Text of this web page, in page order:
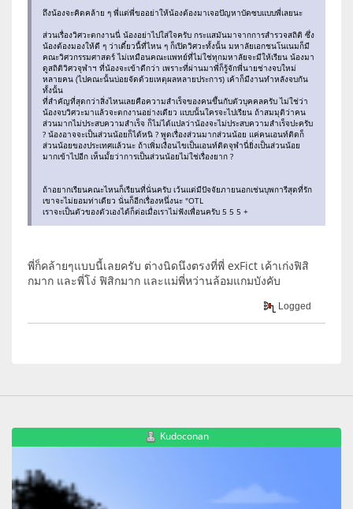
ถึงน้องจะคิดคล้าย ๆ พี่แต่พี่ขออย่าให้น้องต้องมาเจอปัญหาบัดซบแบบพี่เลยนะ
ส่วนเรื่องวิศวะตกงานนี่ น้องอย่าไปใส่ใจครับ กระแสมันมาจากการสำรวจสถิติ ซึ่ง
น้องต้องมองให้ดี ๆ ว่าเดี๋ยวนี้ที่ไหน ๆ ก็เปิดวิศวะทั้งนั้น มหาลัยเอกชนโนเนมก็มี
คณะวิศวกรรมศาสตร์ ไม่เหมือนคณะแพทย์ที่ไม่ใช่ทุกมหาลัยจะมีให้เรียน น้องมา
ดูสถิติวิศวจุฬาฯ ที่น้องจะเข้าดีกว่า เพราะที่ผ่านมาพี่ก็รู้จักพี่นายช่างจบใหม่
หลายคน (ไปคณะนั้นบ่อยจัดด้วยเหตุผลหลายประการ) เค้าก็มีงานทำหลังจบกัน
ทั้งนั้น
ที่สำคัญที่สุดกว่าสิ่งไหนเลยคือความสำเร็จของคนขึ้นกับตัวบุคคลครับ ไม่ใช่ว่า
น้องจบวิศวะมาแล้วจะตกงานอย่างเดียว แบบนั้นใครจะไปเรียน ถ้าสมมุติว่าคน
ส่วนมากไม่ประสบความสำเร็จ ก็ไม่ได้แปลว่าน้องจะไม่ประสบความสำเร็จปะครับ
? น้องอาจจะเป็นส่วนน้อยก็ได้หนิ ? พูดเรื่องส่วนมากส่วนน้อย แค่คนเอนท์ติดก็
ส่วนน้อยของประเทศแล้วนะ ถ้าเพิ่มเงื่อนไขเป็นเอนท์ติดจุฬานี่ยิ่งเป็นส่วนน้อย
มากเข้าไปอีก เห็นมั้ยว่าการเป็นส่วนน้อยไม่ใช่เรื่องยาก ?
ถ้าอยากเรียนคณะไหนก็เรียนที่นั่นครับ เว้นแต่มีปัจจัยภายนอกเช่นบุพการีสุดที่รัก
เขาจะไม่ยอมท่าเดียว นั่นก็อีกเรื่องหนึ่งนะ "OTL
เราจะเป็นตัวของตัวเองได้ก็ต่อเมื่อเราไม่ฟังเพื่อนครับ 5 5 5 +
พี่ก็คล้ายๆแบบนี้เลยครับ ต่างนิดนึงตรงที่พี่ exFict เค้าเก่งฟิสิ
กมาก และพี่โง่ ฟิสิกมาก และแม่พี่หว่านล้อมแกมบังคับ
Logged
Kudoconan